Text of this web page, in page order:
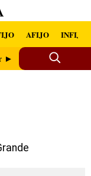
AFIJO INFIJO
►